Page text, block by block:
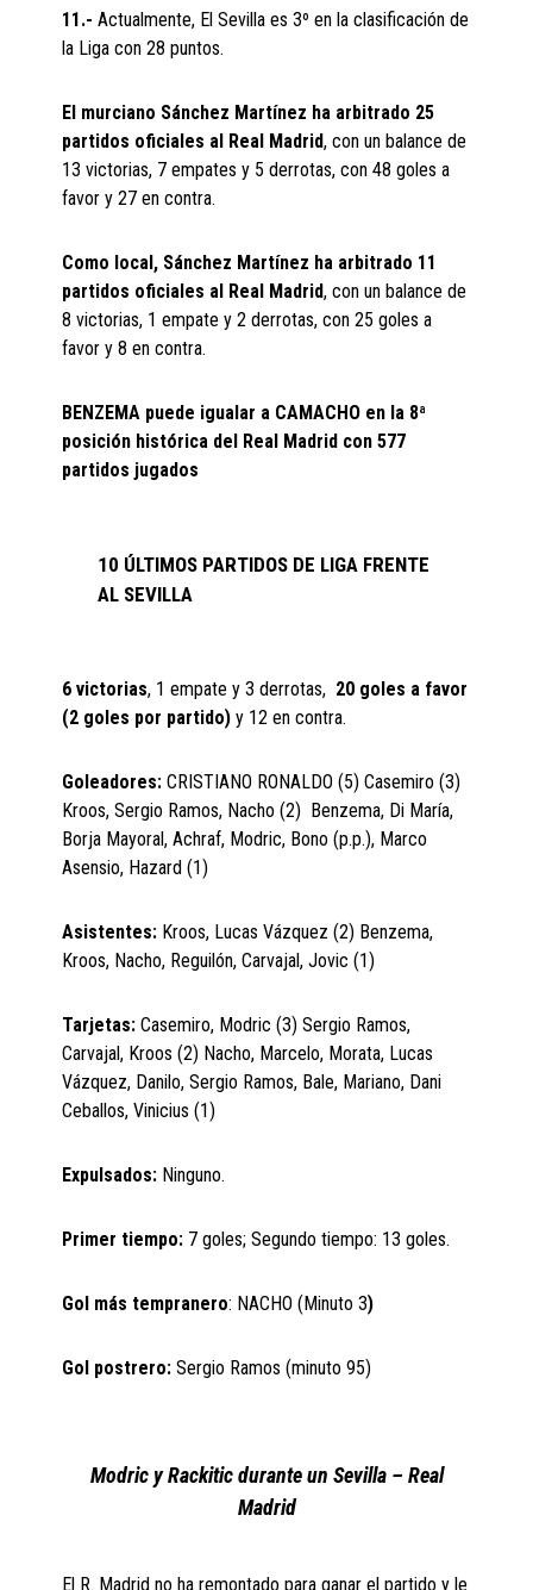
11.- Actualmente, El Sevilla es 3º en la clasificación de
la Liga con 28 puntos.
El murciano Sánchez Martínez ha arbitrado 25
partidos oficiales al Real Madrid, con un balance de
13 victorias, 7 empates y 5 derrotas, con 48 goles a
favor y 27 en contra.
Como local, Sánchez Martínez ha arbitrado 11
partidos oficiales al Real Madrid, con un balance de
8 victorias, 1 empate y 2 derrotas, con 25 goles a
favor y 8 en contra.
BENZEMA puede igualar a CAMACHO en la 8ª
posición histórica del Real Madrid con 577
partidos jugados
10 ÚLTIMOS PARTIDOS DE LIGA FRENTE
AL SEVILLA
6 victorias, 1 empate y 3 derrotas, 20 goles a favor
(2 goles por partido) y 12 en contra.
Goleadores: CRISTIANO RONALDO (5) Casemiro (3)
Kroos, Sergio Ramos, Nacho (2) Benzema, Di María,
Borja Mayoral, Achraf, Modric, Bono (p.p.), Marco
Asensio, Hazard (1)
Asistentes: Kroos, Lucas Vázquez (2) Benzema,
Kroos, Nacho, Reguilón, Carvajal, Jovic (1)
Tarjetas:Casemiro, Modric (3) Sergio Ramos,
Carvajal, Kroos (2) Nacho, Marcelo, Morata, Lucas
Vázquez, Danilo, Sergio Ramos, Bale, Mariano, Dani
Ceballos, Vinicius (1)
Expulsados: Ninguno.
Primer tiempo: 7 goles; Segundo tiempo: 13 goles.
Gol más tempranero: NACHO (Minuto 3)
Gol postrero: Sergio Ramos (minuto 95)
Modric y Rackitic durante un Sevilla – Real
Madrid
El R. Madrid no ha remontado para ganar el partido y le